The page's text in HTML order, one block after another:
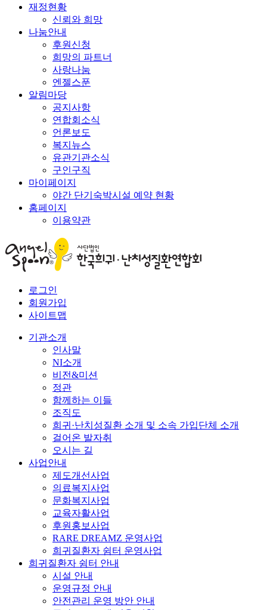
재정현황
신뢰와 희망
나눔안내
후원신청
희망의 파트너
사랑나눔
엔젤스푼
알림마당
공지사항
연합회소식
언론보도
복지뉴스
유관기관소식
구인구직
마이페이지
야간 단기숙박시설 예약 현황
홈페이지
이용약관
로그인
회원가입
사이트맵
기관소개
인사말
NI소개
비전&미션
정관
함께하는 이들
조직도
희귀·난치성질환 소개 및 소속 가입단체 소개
걸어온 발자취
오시는 길
사업안내
제도개선사업
의료복지사업
문화복지사업
교육자활사업
후원홍보사업
RARE DREAMZ 운영사업
희귀질환자 쉼터 운영사업
희귀질환자 쉼터 안내
시설 안내
운영규정 안내
안전관리 운영 방안 안내